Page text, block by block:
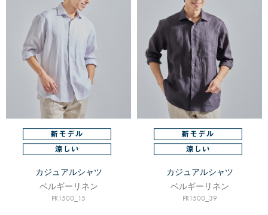
カジュアルシャツ
ベルギーリネン
PR1500_15
カジュアルシャツ
ベルギーリネン
PR1500_39